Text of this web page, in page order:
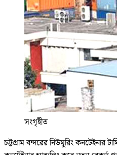
সংগৃহীত
চট্টগ্রাম বন্দরের নিউমুরিং কনটেইনার